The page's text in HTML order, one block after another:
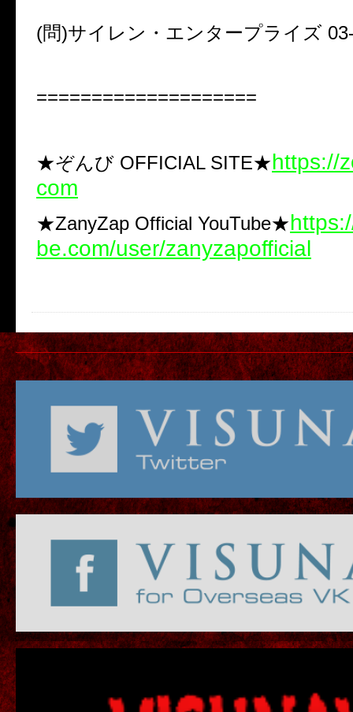
(問)サイレン・エンタープライズ
====================
★ぞんび OFFICIAL SITE★https://
com
★ZanyZap Official YouTube★
be.com/user/zanyzapofficial